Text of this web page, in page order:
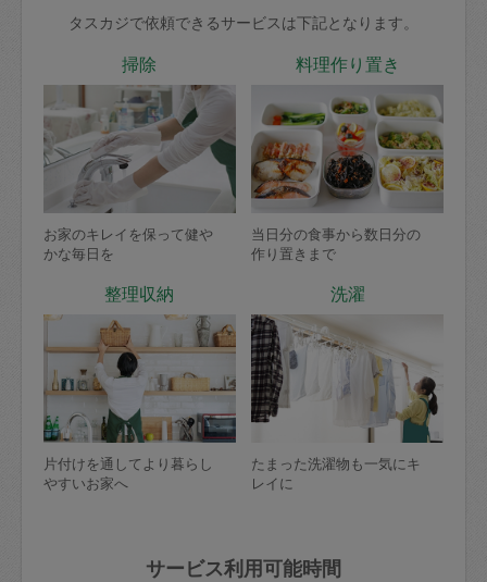
タスカジで依頼できるサービスは下記となります。
掃除
お家のキレイを保って健や
かな毎日を
料理作り置き
当日分の食事から数日分の
作り置きまで
整理収納
片付けを通してより暮らし
やすいお家へ
洗濯
たまった洗濯物も一気にキ
レイに
サービス利用可能時間